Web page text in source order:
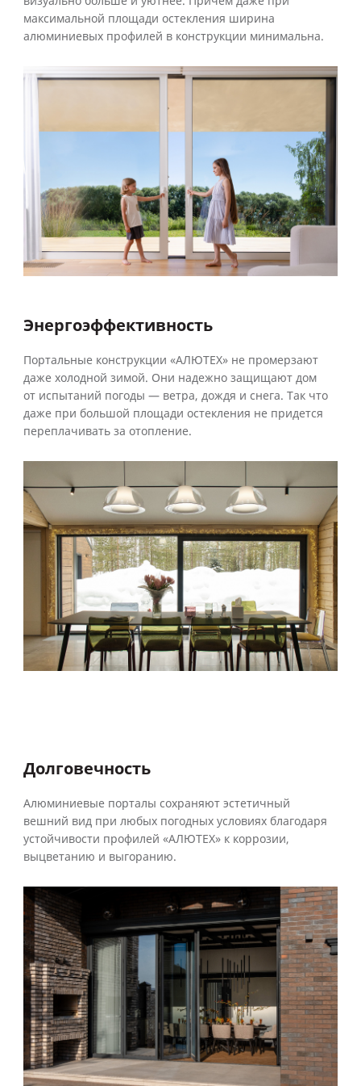
максимальной площади остекления ширина
алюминиевых профилей в конструкции минимальна.
Энергоэффективность
Портальные конструкции «АЛЮТЕХ» не промерзают
даже холодной зимой. Они надежно защищают дом
от испытаний погоды — ветра, дождя и снега. Так что
даже при большой площади остекления не придется
переплачивать за отопление.
Долговечность
Алюминиевые порталы сохраняют эстетичный
вешний вид при любых погодных условиях благодаря
устойчивости профилей «АЛЮТЕХ» к коррозии,
выцветанию и выгоранию.